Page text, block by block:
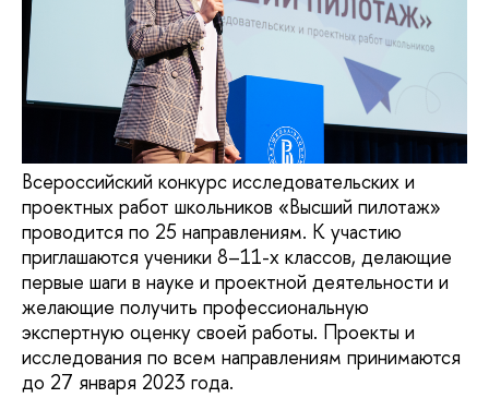
Всероссийский конкурс исследовательских и
проектных работ школьников «Высший пилотаж»
проводится по 25 направлениям. К участию
приглашаются ученики 8–11-х классов, делающие
первые шаги в науке и проектной деятельности и
желающие получить профессиональную
экспертную оценку своей работы. Проекты и
исследования по всем направлениям принимаются
до 27 января 2023 года.